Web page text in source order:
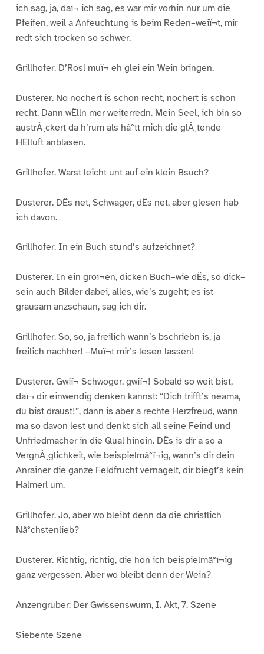
ich sag, ja, daï¬ ich sag, es war mir vorhin nur um die
Pfeifen, weil a Anfeuchtung is beim Reden–weiï¬t, mir
redt sich trocken so schwer.
Grillhofer. D’Rosl muï¬ eh glei ein Wein bringen.
Dusterer. No nochert is schon recht, nochert is schon
recht. Dann wËlln mer weiterredn. Mein Seel, ich bin so
austrÂ¸ckert da h’rum als hâ°tt mich die glÂ¸tende
HËlluft anblasen.
Grillhofer. Warst leicht unt auf ein klein Bsuch?
Dusterer. DËs net, Schwager, dËs net, aber glesen hab
ich davon.
Grillhofer. In ein Buch stund’s aufzeichnet?
Dusterer. In ein groï¬en, dicken Buch–wie dËs, so dick–
sein auch Bilder dabei, alles, wie’s zugeht; es ist
grausam anzschaun, sag ich dir.
Grillhofer. So, so, ja freilich wann’s bschriebn is, ja
freilich nachher! –Muï¬t mir’s lesen lassen!
Dusterer. Gwiï¬ Schwoger, gwiï¬! Sobald so weit bist,
daï¬ dir einwendig denken kannst: “Dich trifft’s neama,
du bist draust!”, dann is aber a rechte Herzfreud, wann
ma so davon lest und denkt sich all seine Feind und
Unfriedmacher in die Qual hinein. DËs is dir a so a
VergnÂ¸glichkeit, wie beispielmâ°ï¬ig, wann’s dir dein
Anrainer die ganze Feldfrucht vernagelt, dir biegt’s kein
Halmerl um.
Grillhofer. Jo, aber wo bleibt denn da die christlich
Nâ°chstenlieb?
Dusterer. Richtig, richtig, die hon ich beispielmâ°ï¬ig
ganz vergessen. Aber wo bleibt denn der Wein?
Anzengruber: Der Gwissenswurm, I. Akt, 7. Szene
Siebente Szene